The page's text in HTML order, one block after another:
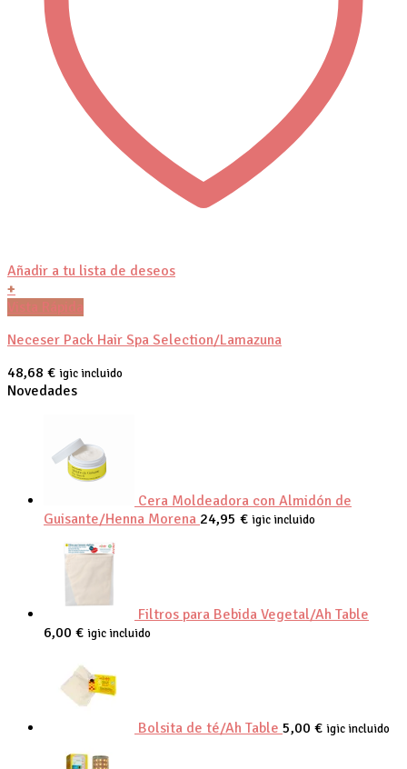
Añadir a tu lista de deseos
+
Vista Rápida
Neceser Pack Hair Spa Selection/Lamazuna
48,68 € igic incluido
Novedades
Cera Moldeadora con Almidón de
Guisante/Henna Morena 24,95 € igic incluido
Filtros para Bebida Vegetal/Ah Table
6,00 € igic incluido
Bolsita de té/Ah Table 5,00 € igic incluido